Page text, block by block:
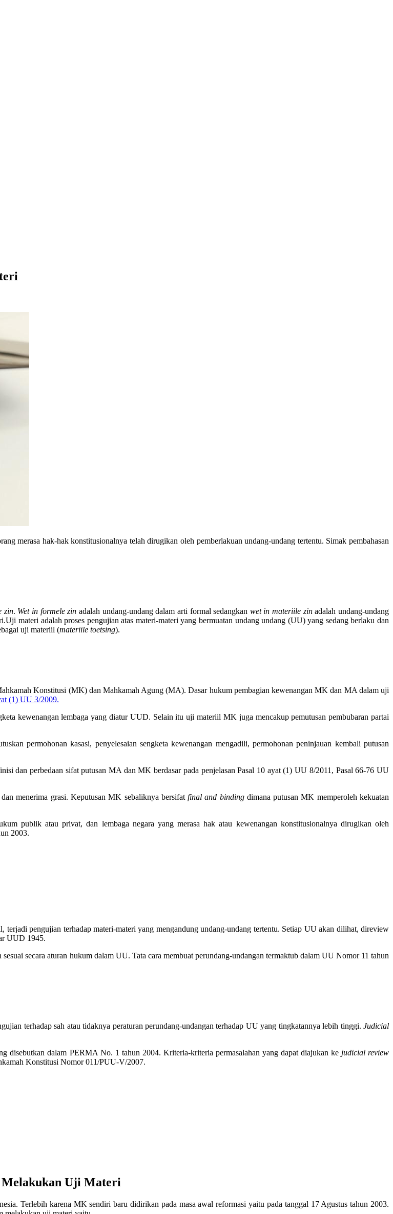
merasa hak-hak konstitusionalnya telah dirugikan oleh pemberlakuan undang-undang tertentu. Simak pembahasan
zin. Wet in formele zin adalah undang-undang dalam arti formal sedangkan wet in materiile zinadalah undang-undang
Uji materi adalah proses pengujian atas materi-materi yang bermuatan undang undang (UU) yang sedang berlaku dan
uji materiil (materiile toetsing).
Konstitusi (MK) dan Mahkamah Agung (MA). Dasar hukum pembagian kewenangan MK dan MA dalam uji
(1) UU 3/2009.
kewenangan lembaga yang diatur UUD. Selain itu uji materiil MK juga mencakup pemutusan pembubaran partai
permohonan kasasi, penyelesaian sengketa kewenangan mengadili, permohonan peninjauan kembali putusan
dan perbedaan sifat putusan MA dan MK berdasar pada penjelasan Pasal 10 ayat (1) UU 8/2011, Pasal 66-76 UU
menerima grasi. Keputusan MK sebaliknya bersifatfinal and bindingdimana putusan MK memperoleh kekuatan
publik atau privat, dan lembaga negara yang merasa hak atau kewenangan konstitusionalnya dirugikan oleh
2003.
pengujian terhadap materi-materi yang mengandung undang-undang tertentu. Setiap UU akan dilihat, direview
UUD 1945.
secara aturan hukum dalam UU. Tata cara membuat perundang-undangan termaktub dalam UU Nomor 11 tahun
terhadap sah atau tidaknya peraturan perundang-undangan terhadap UU yang tingkatannya lebih tinggi.Judicial
disebutkan dalam PERMA No. 1 tahun 2004. Kriteria-kriteria permasalahan yang dapat diajukan ke judicial review
Konstitusi Nomor 011/PUU-V/2007.
Melakukan Uji Materi
Terlebih karena MK sendiri baru didirikan pada masa awal reformasi yaitu pada tanggal 17 Agustus tahun 2003.